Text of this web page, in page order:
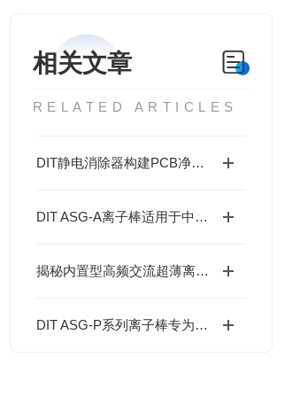
相关文章
RELATED ARTICLES
DIT静电消除器构建PCB净化车间ESD防护体系
DIT ASG-A离子棒适用于中长距离静电消除场景
揭秘内置型高频交流超薄离子棒：这些关键用途，你可能还没了解！
DIT ASG-P系列离子棒专为短距离高速静电消除设计